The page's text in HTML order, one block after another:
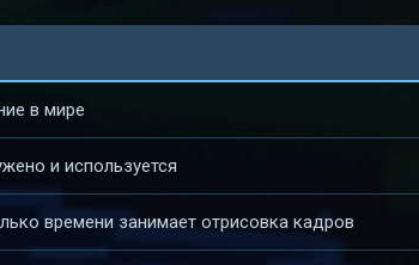
в мире
и используется
времени занимает отрисовка кадров